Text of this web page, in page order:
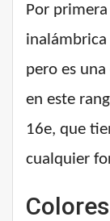
Por primera
inalámbrica
pero es
en este
16e, que
cualquier